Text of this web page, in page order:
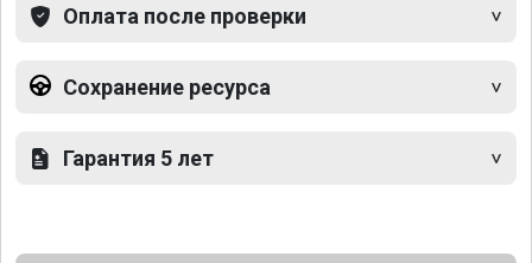
Оплата после проверки
Сохранение ресурса
Гарантия 5 лет